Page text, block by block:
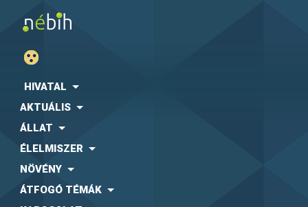
HIVATAL
AKTUÁLIS
ÁLLAT
ÉLELMISZER
NÖVÉNY
ÁTFOGÓ TÉMÁK